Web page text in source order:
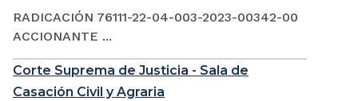
RADICACIÓN 76111-22-04-003-2023-00342-00
ACCIONANTE ...
Corte Suprema de Justicia - Sala de
Casación Civil y Agraria